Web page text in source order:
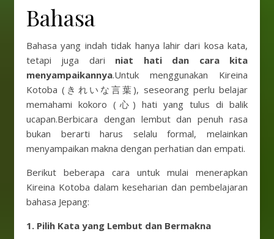
Bahasa
Bahasa yang indah tidak hanya lahir dari kosa kata,
tetapi juga dari niat hati dan cara kita
menyampaikannya.Untuk menggunakan Kireina
Kotoba (きれいな言葉), seseorang perlu belajar
memahami kokoro (心) hati yang tulus di balik
ucapan.Berbicara dengan lembut dan penuh rasa
bukan berarti harus selalu formal, melainkan
menyampaikan makna dengan perhatian dan empati.
Berikut beberapa cara untuk mulai menerapkan
Kireina Kotoba dalam keseharian dan pembelajaran
bahasa Jepang:
1. Pilih Kata yang Lembut dan Bermakna